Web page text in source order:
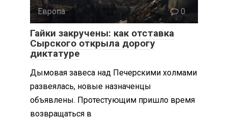
Европа 0
Гайки закручены: как отставка
Сырского открыла дорогу
диктатуре
Дымовая завеса над Печерскими холмами
развеялась, новые назначенцы
объявлены. Протестующим пришло время
возвращаться в